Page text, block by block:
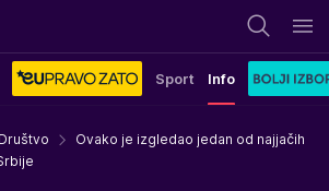
Sport Info
Društvo
Ovako je izgledao jedan od najjačih